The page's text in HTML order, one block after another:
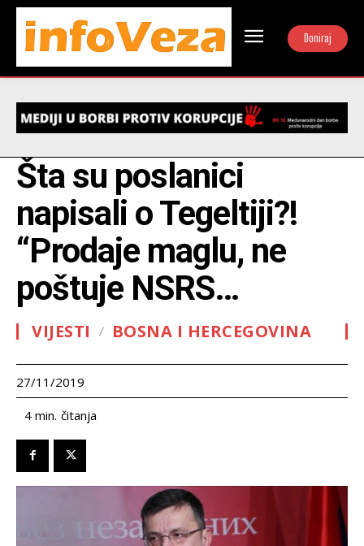
Doniraj
Šta su poslanici
napisali o Tegeltiji?!
“Prodaje maglu, ne
poštuje NSRS…
VIJESTI BOSNA I HERCEGOVINA
27/11/2019
4 min. čitanja